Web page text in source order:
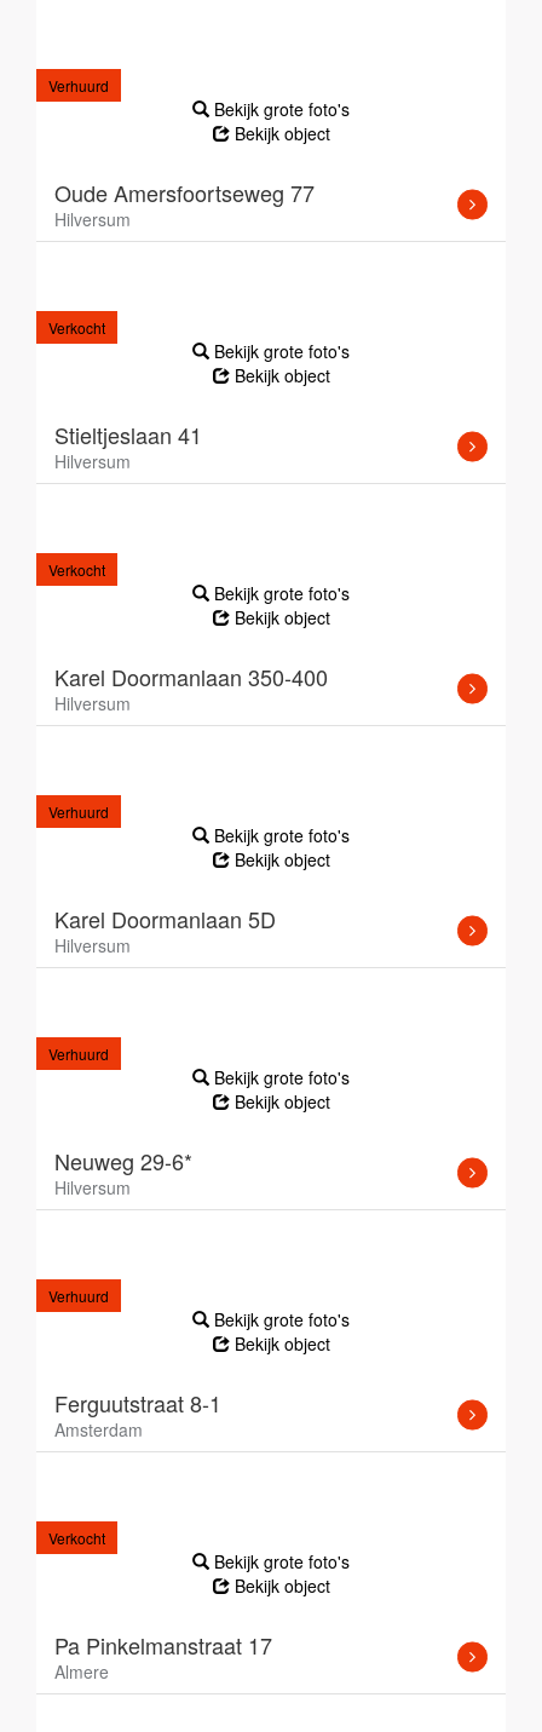
Verhuurd
Bekijk grote foto's
Bekijk object
Oude Amersfoortseweg 77
Hilversum
Verkocht
Bekijk grote foto's
Bekijk object
Stieltjeslaan 41
Hilversum
Verkocht
Bekijk grote foto's
Bekijk object
Karel Doormanlaan 350-400
Hilversum
Verhuurd
Bekijk grote foto's
Bekijk object
Karel Doormanlaan 5D
Hilversum
Verhuurd
Bekijk grote foto's
Bekijk object
Neuweg 29-6*
Hilversum
Verhuurd
Bekijk grote foto's
Bekijk object
Ferguutstraat 8-1
Amsterdam
Verkocht
Bekijk grote foto's
Bekijk object
Pa Pinkelmanstraat 17
Almere